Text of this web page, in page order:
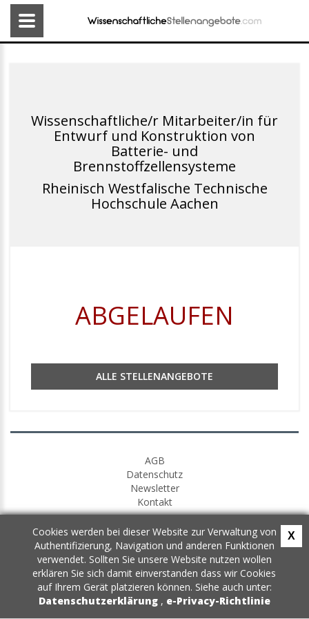
Wissenschaftliche/r Mitarbeiter/in für
Entwurf und Konstruktion von
Batterie- und
Brennstoffzellensysteme
Rheinisch Westfalische Technische
Hochschule Aachen
ABGELAUFEN
ALLE STELLENANGEBOTE
AGB
Datenschutz
Newsletter
Kontakt
Cookies werden bei dieser Website zur Verwaltung von
Authentifizierung, Navigation und anderen Funktionen
verwendet. Sollten Sie unsere Website nutzen wollen
erklären Sie sich damit einverstanden dass wir Cookies
auf Ihrem Gerät platzieren können. Siehe auch unter:
Datenschutzerklärung , e-Privacy-Richtlinie
X